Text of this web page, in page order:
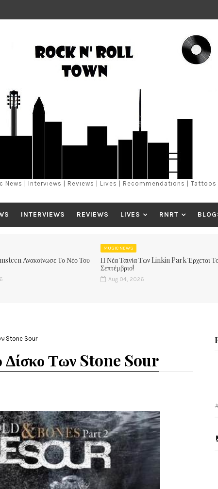
News | Interviews | Reviews | Lives | Recommendations | Tattoos
INTERVIEWS REVIEWS LIVES RNRT
Ανακοίνωσε Το Νέο Του
MUSIC NEWS
Η Νέα Ταινία Των Linkin Park Έρχεται
Σεπτέμβριο!
Aug 04, 2026
Stone Sour
Δίσκο Των Stone Sour